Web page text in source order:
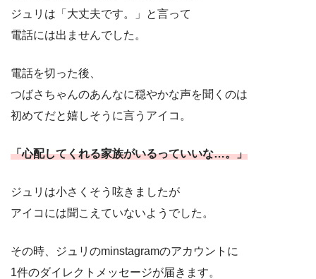
ジュリは「大丈夫です。」と言って
電話には出ませんでした。
電話を切った後、
つばさちゃんのあんなに穏やかな声を聞くのは
初めてだと嬉しそうに言うアイコ。
「心配してくれる家族がいるっていいな…。」
ジュリは小さくそう呟きましたが
アイコには聞こえていないようでした。
その時、ジュリのminstagramのアカウントに
1件のダイレクトメッセージが届きます。